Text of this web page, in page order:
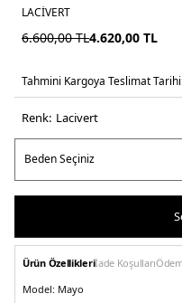
LACİVERT
6.600,00TL4.620,00 TL
Tahmini Kargoya Teslimat
Renk: laci̇vert
Ürün Özellikleriİade Koşulları
Model: Mayo